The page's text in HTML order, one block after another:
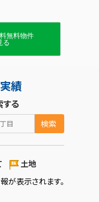
クレーム、要求を執
監禁、一定時間を超
置することなく、組
もに、以降のサービ
あります。
に該当し得る言動に
な対処を行います。
被害を受けた従業員
カスタマーハラスメ
なお、この取り組み
無料物件
る